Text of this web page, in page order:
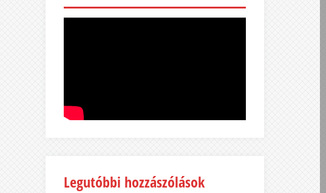
Legutóbbi hozzászólások